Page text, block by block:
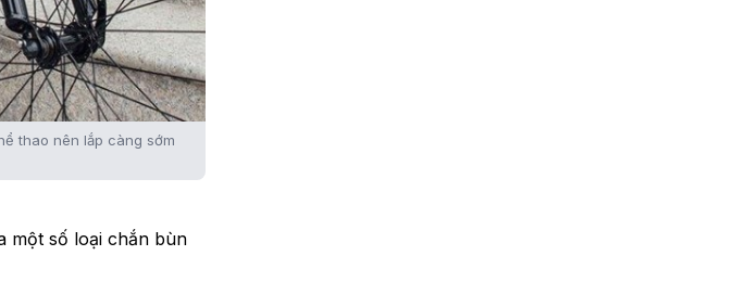
thao nên lắp càng sớm
một số loại chắn bùn